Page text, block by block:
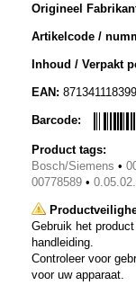
Origineel
Artikelcode /
Inhoud / Verpakt
EAN:
Barcode:
Product tags:
Bosch/Siemens •
00778589 •
Gebruik het
handleiding.
Controleer voor
voor uw apparaat.